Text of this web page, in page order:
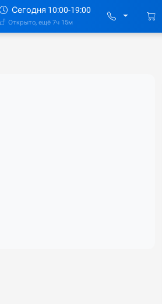
Сегодня 10:00-19:00
Открыто, ещё 7ч 15м